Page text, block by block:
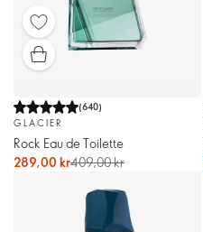
(640)
GLACIER
Rock Eau de Toilette
289,00 kr409,00 kr